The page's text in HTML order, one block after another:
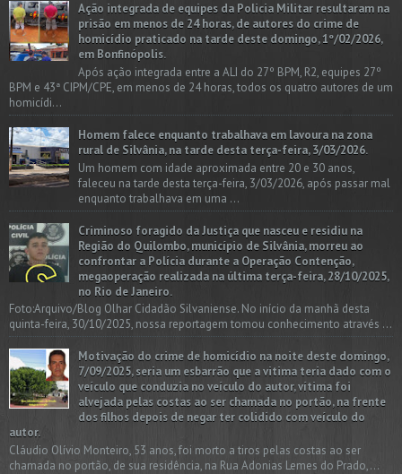
Ação integrada de equipes da Policia Militar resultaram na
prisão em menos de 24 horas, de autores do crime de
homicídio praticado na tarde deste domingo, 1º/02/2026,
em Bonfinópolis.
Após ação integrada entre a ALI do 27º BPM, R2, equipes 27º
BPM e 43ª CIPM/CPE, em menos de 24 horas, todos os quatro autores de um
homicídi...
Homem falece enquanto trabalhava em lavoura na zona
rural de Silvânia, na tarde desta terça-feira, 3/03/2026.
Um homem com idade aproximada entre 20 e 30 anos,
faleceu na tarde desta terça-feira, 3/03/2026, após passar mal
enquanto trabalhava em uma ...
Criminoso foragido da Justiça que nasceu e residiu na
Região do Quilombo, município de Silvânia, morreu ao
confrontar a Polícia durante a Operação Contenção,
megaoperação realizada na última terça-feira, 28/10/2025,
no Rio de Janeiro.
Foto:Arquivo/Blog Olhar Cidadão Silvaniense. No início da manhã desta
quinta-feira, 30/10/2025, nossa reportagem tomou conhecimento através ...
Motivação do crime de homicídio na noite deste domingo,
7/09/2025, seria um esbarrão que a vitima teria dado com o
veículo que conduzia no veículo do autor, vítima foi
alvejada pelas costas ao ser chamada no portão, na frente
dos filhos depois de negar ter colidido com veículo do
autor.
Cláudio Olívio Monteiro, 53 anos, foi morto a tiros pelas costas ao ser
chamada no portão, de sua residência, na Rua Adonias Lemes do Prado,...